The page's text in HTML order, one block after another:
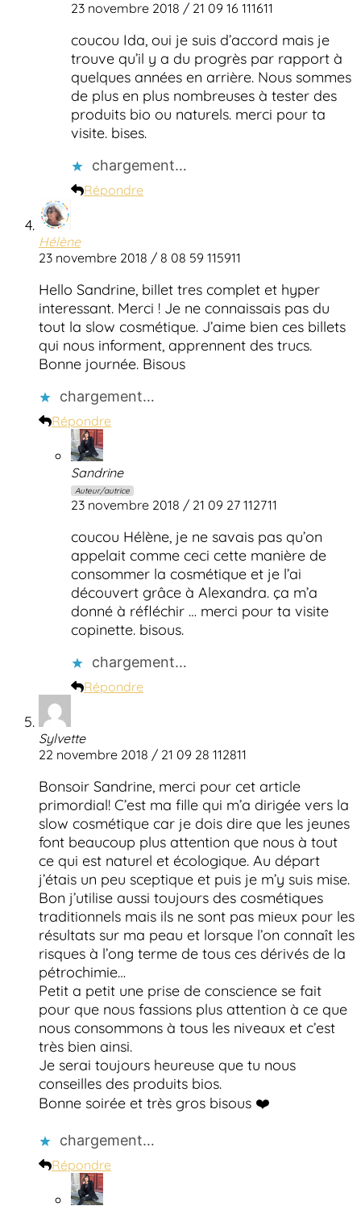
23 novembre 2018 / 21 09 16 111611
coucou Ida, oui je suis d’accord mais je
trouve qu’il y a du progrès par rapport à
quelques années en arrière. Nous sommes
de plus en plus nombreuses à tester des
produits bio ou naturels. merci pour ta
visite. bises.
chargement…
Répondre
Hélène
23 novembre 2018 / 8 08 59 115911
Hello Sandrine, billet tres complet et hyper
interessant. Merci ! Je ne connaissais pas du
tout la slow cosmétique. J’aime bien ces billets
qui nous informent, apprennent des trucs.
Bonne journée. Bisous
chargement…
Répondre
Sandrine
Auteur/autrice
23 novembre 2018 / 21 09 27 112711
coucou Hélène, je ne savais pas qu’on
appelait comme ceci cette manière de
consommer la cosmétique et je l’ai
découvert grâce à Alexandra. ça m’a
donné à réfléchir … merci pour ta visite
copinette. bisous.
chargement…
Répondre
Sylvette
22 novembre 2018 / 21 09 28 112811
Bonsoir Sandrine, merci pour cet article
primordial! C’est ma fille qui m’a dirigée vers la
slow cosmétique car je dois dire que les jeunes
font beaucoup plus attention que nous à tout
ce qui est naturel et écologique. Au départ
j’étais un peu sceptique et puis je m’y suis mise.
Bon j’utilise aussi toujours des cosmétiques
traditionnels mais ils ne sont pas mieux pour les
résultats sur ma peau et lorsque l’on connaît les
risques à l’ong terme de tous ces dérivés de la
pétrochimie…
Petit a petit une prise de conscience se fait
pour que nous fassions plus attention à ce que
nous consommons à tous les niveaux et c’est
très bien ainsi.
Je serai toujours heureuse que tu nous
conseilles des produits bios.
Bonne soirée et très gros bisous ❤️
chargement…
Répondre